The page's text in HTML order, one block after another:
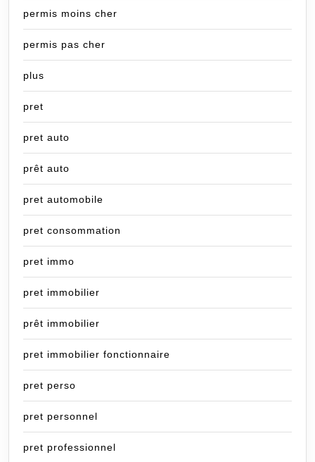
permis moins cher
permis pas cher
plus
pret
pret auto
prêt auto
pret automobile
pret consommation
pret immo
pret immobilier
prêt immobilier
pret immobilier fonctionnaire
pret perso
pret personnel
pret professionnel